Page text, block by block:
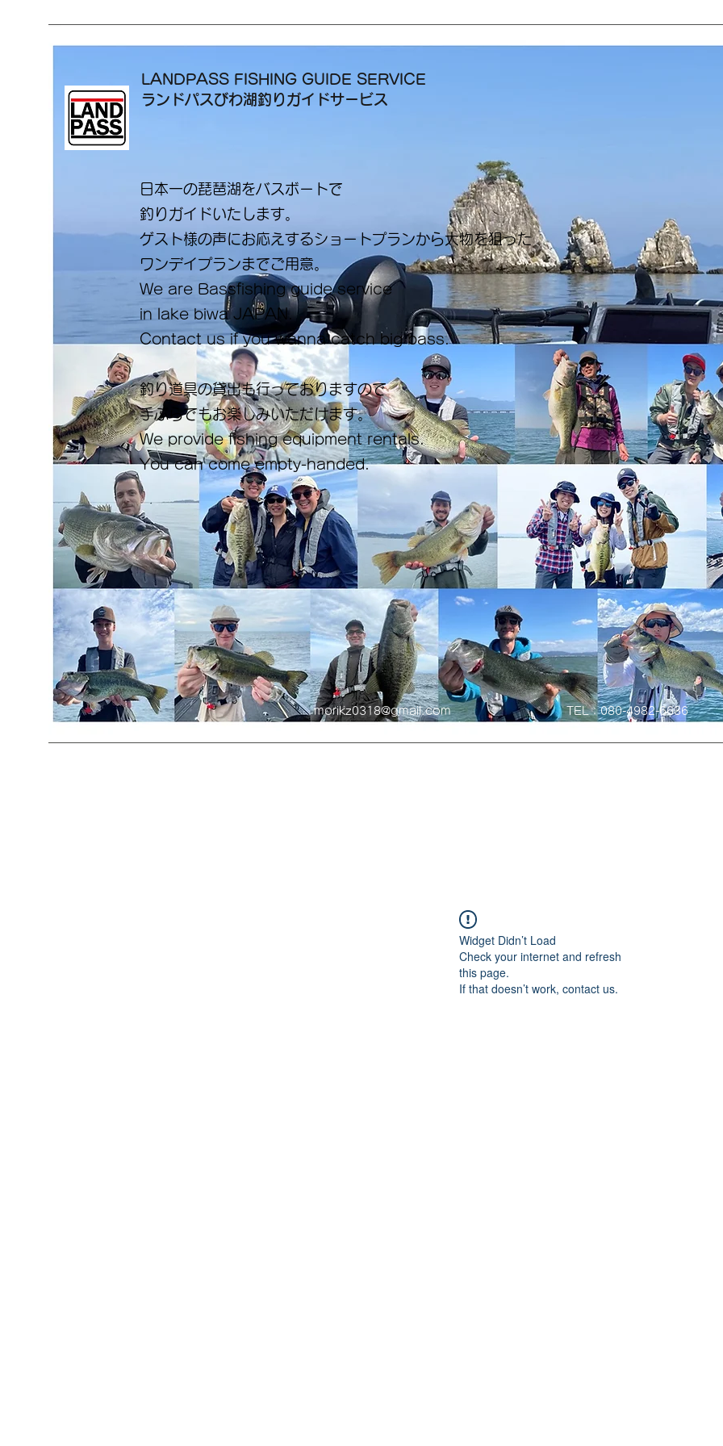
LANDPASS FISHING GUIDE SERVICE
ランドパスびわ湖釣りガイドサービス
日本一の琵琶湖をバスボートで
釣りガイドいたします。
​ゲスト様の声にお応えするショートプランから大物を狙った
ワンデイプランまでご用意。
​We are Bassfishing guide service
in lake biwa ​JAPAN.
Contact us if you wanna catch big bass.
釣り道具の貸出も行っておりますので
手ぶらでもお楽しみいただけます。
We provide fishing equipment rentals.
You can come empty-handed.
morikz0318@gmail.com TEL：080-4982-6636
Widget Didn’t Load
Check your internet and refresh
this page.
If that doesn’t work, contact us.